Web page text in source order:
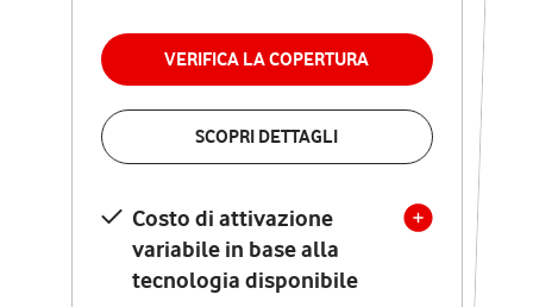
VERIFICA LA COPERTURA
SCOPRI DETTAGLI
Costo di attivazione
variabile in base alla
tecnologia disponibile
permanenza
VERIFICA LA COPERTURA
Costo di attivazione
variabile in base alla
tecnologia disponibile